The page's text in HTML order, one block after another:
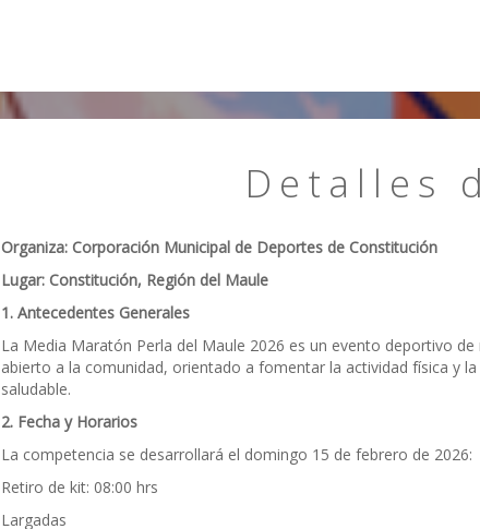
Detalles
Organiza: Corporación Municipal de Deportes de Constitución
Lugar: Constitución, Región del Maule
1. Antecedentes Generales
La Media Maratón Perla del Maule 2026 es un evento deportivo de
abierto a la comunidad, orientado a fomentar la actividad física y la
saludable.
2. Fecha y Horarios
La competencia se desarrollará el domingo 15 de febrero de 2026:
Retiro de kit: 08:00 hrs
Largadas